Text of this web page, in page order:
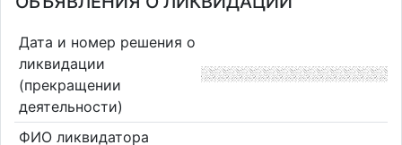
Дата и номер решения о
ликвидации
(прекращении
деятельности)
ФИО ликвидатора